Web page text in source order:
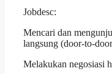
Jobdesc:
Mencari dan
langsung (door-to-
Melakukan negosiasi